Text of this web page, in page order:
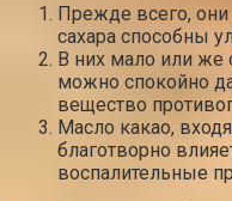
Прежде всего, они
сахара способны
В них мало или же
можно спокойно
вещество
Масло какао,
благотворно
воспалительные